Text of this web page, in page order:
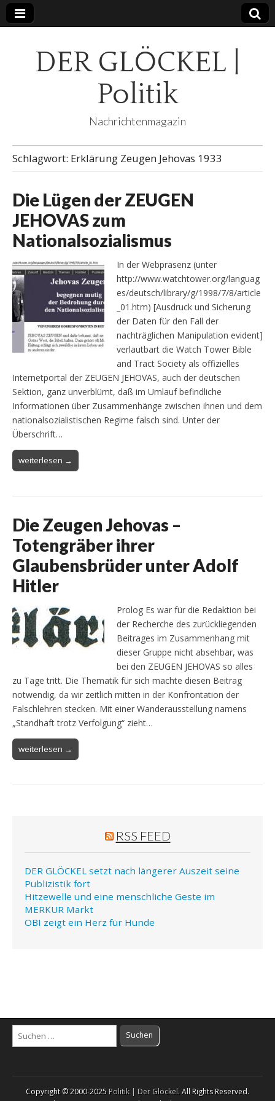
DER GLÖCKEL |
Politik
Nachrichtenmagazin
Schlagwort: Erklärung Zeugen Jehovas 1933
Die Lügen der ZEUGEN
JEHOVAS zum
Nationalsozialismus
In der Webpräsenz (unter
http://www.watchtower.org/languag
es/deutsch/library/g/1998/7/8/article
_01.htm) [Ausdruck und Sicherung
der Daten für den Fall der
nachträglichen Manipulation evident]
verlautbart die Watch Tower Bible
and Tract Society als offizielles
Internetportal der ZEUGEN JEHOVAS, auch der deutschen
Sektion, ganz unverblümt, daß im Umlauf befindliche
Informationen über Zusammenhänge zwischen ihnen und dem
nationalsozialistischen Regime falsch sind. Unter der
Überschrift…
weiterlesen →
Die Zeugen Jehovas –
Totengräber ihrer
Glaubensbrüder unter Adolf
Hitler
Prolog Es war für die Redaktion bei
der Recherche des zurückliegenden
Beitrages im Zusammenhang mit
dieser Gruppe nicht absehbar, was
bei den ZEUGEN JEHOVAS so alles
zu Tage tritt. Die Thematik für sich machte diesen Beitrag
notwendig, da wir zeitlich mitten in der Konfrontation der
Falschlehren stecken. Mit einer Wanderausstellung namens
„Standhaft trotz Verfolgung“ zieht…
weiterlesen →
RSS FEED
DER GLÖCKEL setzt nach längerer Auszeit seine
Publizistik fort
Hitzewelle und eine menschliche Geste im
MERKUR Markt
OBI zeigt ein Herz für Hunde
Suchen
Copyright © 2000-2025 Politik | Der Glöckel. All Rights Reserved.